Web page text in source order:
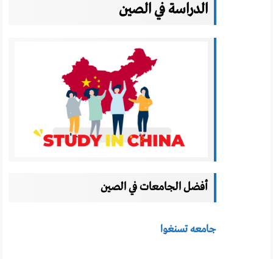
الدراسة في الصين
أفضل الجامعات في الصين
جامعه تسنغوا